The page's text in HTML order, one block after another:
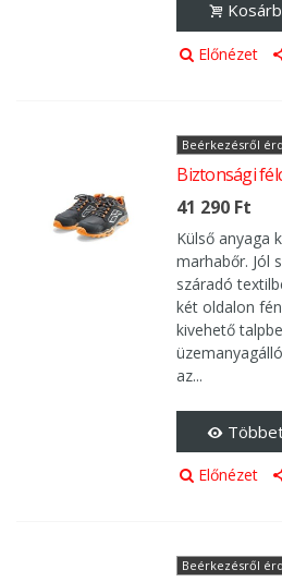
Előnézet
Beérkezésről
Biztonsági
41 290 Ft
Külső anyaga
marhabőr. Jól
száradó
két oldalon
kivehető
az...
Előnézet
Beérkezésről